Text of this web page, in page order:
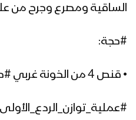
الساقية ومصرع وجرح من
#حجة:
• قنص 4 من الخونة غربي #حيران
#عملية_توازن_الردع_الأولى